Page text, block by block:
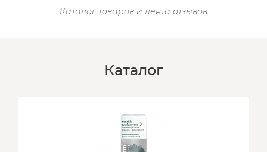
Каталог товаров и лента отзывов
Каталог